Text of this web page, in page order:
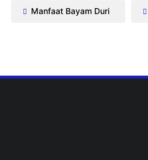
Manfaat Bayam Duri